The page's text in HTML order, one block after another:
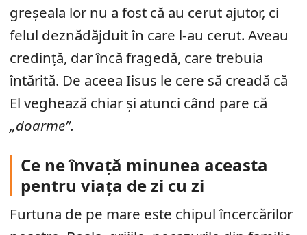
greșeala lor nu a fost că au cerut ajutor, ci
felul deznădăjduit în care l-au cerut. Aveau
credință, dar încă fragedă, care trebuia
întărită. De aceea Iisus le cere să creadă că
El veghează chiar și atunci când pare că
„doarme”.
Ce ne învață minunea aceasta
pentru viața de zi cu zi
Furtuna de pe mare este chipul încercărilor